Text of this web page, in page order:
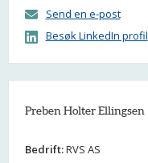
Send en e-post
Besøk LinkedIn profil
Preben Holter Ellingsen
Bedrift:RVS AS